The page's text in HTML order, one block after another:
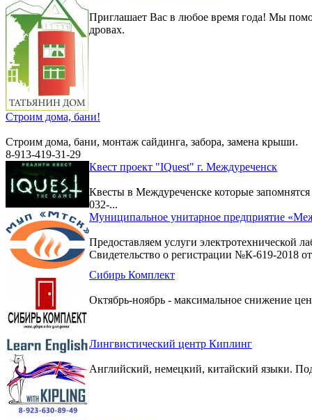
Приглашает Вас в любое время года! Мы
дровах.
Строим дома, бани!
Строим дома, бани, монтаж сайдинга, забора, замена крыши.
8-913-419-31-29
Квест проект "IQuest" г. Междуреченск
Квесты в Междуреченске которые
032-...
Муниципальное унитарное предприятие
Предоставляем услуги электротехнической
Свидетельство о регистрации №К-619-2018 от
Сибирь Комплект
Октябрь-ноябрь - максимальное снижение
Лингвистический центр Киплинг
Английский, немецкий, китайский языки.